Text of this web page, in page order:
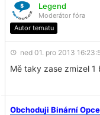
Legend
Moderátor fóra
Autor tematu
ned 01. pro 2013
Mě taky zase zmizel 1
Obchoduji Binární Opce